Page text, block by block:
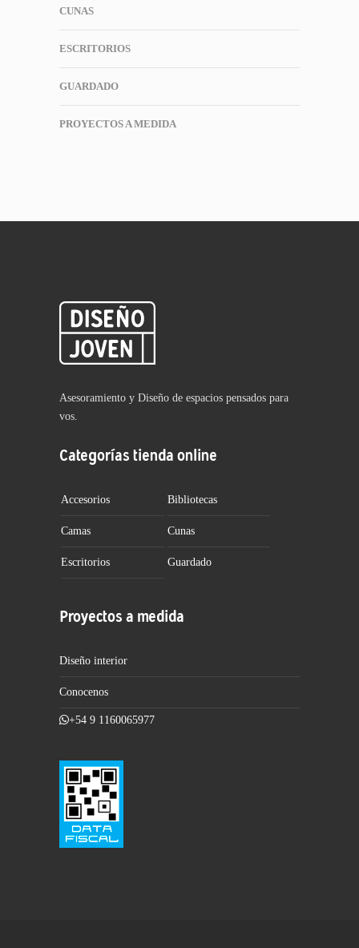
CUNAS
ESCRITORIOS
GUARDADO
PROYECTOS A MEDIDA
Asesoramiento y Diseño de espacios pensados para
vos.
Categorías tienda online
Accesorios Bibliotecas
Camas Cunas
Escritorios Guardado
Proyectos a medida
Diseño interior
Conocenos
+54 9 1160065977